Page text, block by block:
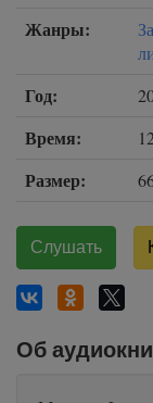
Жанры:
Год:
Время:
Размер:
Слушать
Об